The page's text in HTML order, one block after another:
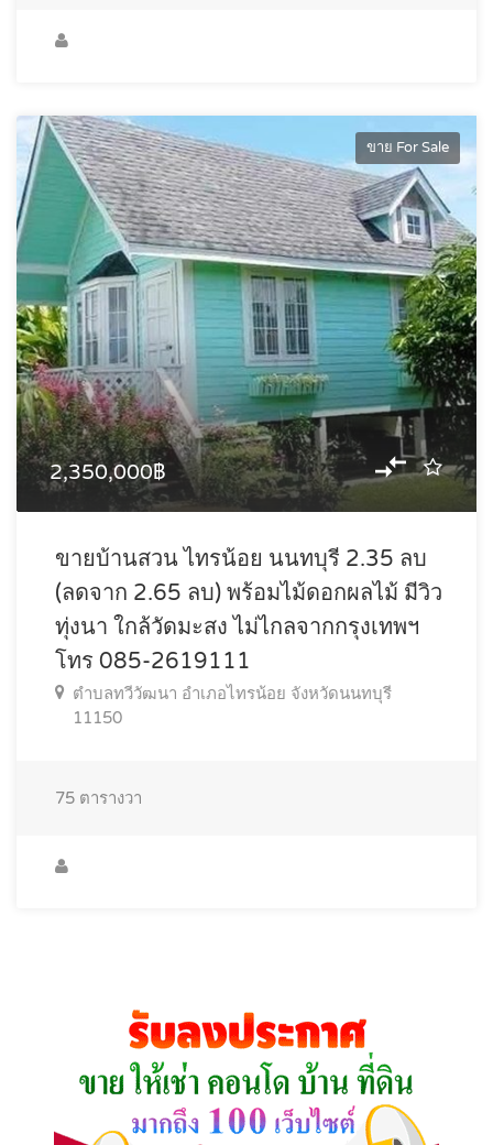
ขาย For Sale
2,350,000฿
ขายบ้านสวน ไทรน้อย นนทบุรี 2.35 ลบ
(ลดจาก 2.65 ลบ) พร้อมไม้ดอกผลไม้ มีวิว
ทุ่งนา ใกล้วัดมะสง ไม่ไกลจากกรุงเทพฯ
โทร 085-2619111
ตำบลทวีวัฒนา อำเภอไทรน้อย จังหวัดนนทบุรี
11150
75 ตารางวา